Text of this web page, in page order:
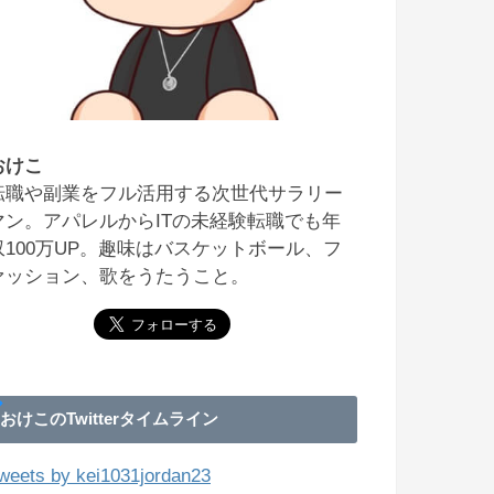
けこ
職や副業をフル活用する次世代サラリー
ン。アパレルからITの未経験転職でも年
100万UP。趣味はバスケットボール、フ
ッション、歌をうたうこと。
おけこのTwitterタイムライン
by kei1031jordan23